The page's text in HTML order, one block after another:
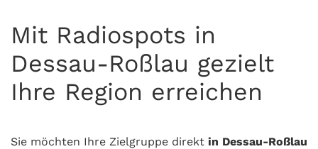
Mit Radiospots in
Dessau-Roßlau gezielt
Ihre Region erreichen
Sie möchten Ihre Zielgruppe direkt in Dessau-Roßlau